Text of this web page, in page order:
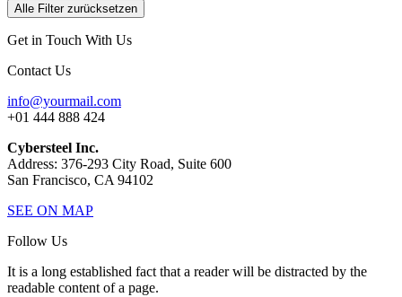
Alle Filter zurücksetzen
Get in Touch With Us
Contact Us
info@yourmail.com
+01 444 888 424
Cybersteel Inc.
Address: 376-293 City Road, Suite 600
San Francisco, CA 94102
SEE ON MAP
Follow Us
It is a long established fact that a reader will be distracted by the
readable content of a page.